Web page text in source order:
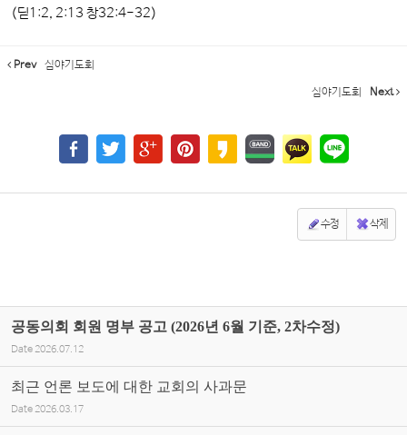
(딛1:2, 2:13 창32:4-32)
Prev 심야기도회
심야기도회 Next
수정 삭제
공동의회 회원 명부 공고 (2026년 6월 기준, 2차수정)
Date 2026.07.12
최근 언론 보도에 대한 교회의 사과문
Date 2026.03.17